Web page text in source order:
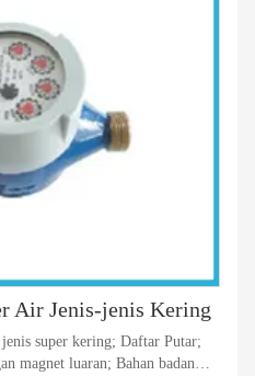
Air Jenis-jenis Kering
super kering; Daftar Putar;
magnet luaran; Bahan badan